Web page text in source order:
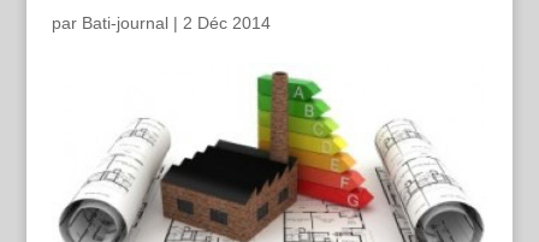
par Bati-journal| 2 Déc 2014